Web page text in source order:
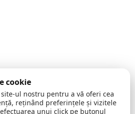
cookie
ul nostru pentru a vă oferi cea
reținând preferințele și vizitele
unui click pe butonul